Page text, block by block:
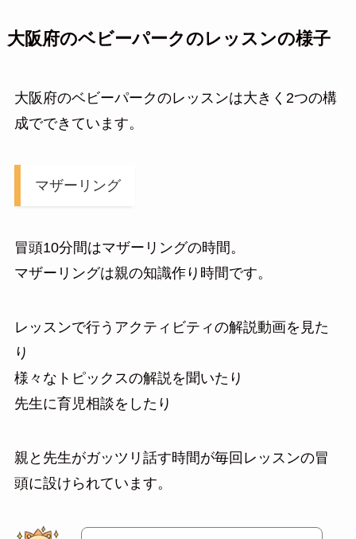
大阪府のベビーパークのレッスンの様子
大阪府のベビーパークのレッスンは大きく2つの構
成でできています。
マザーリング
冒頭10分間はマザーリングの時間。
マザーリングは親の知識作り時間です。
レッスンで行うアクティビティの解説動画を見た
り
様々なトピックスの解説を聞いたり
先生に育児相談をしたり
親と先生がガッツリ話す時間が毎回レッスンの冒
頭に設けられています。